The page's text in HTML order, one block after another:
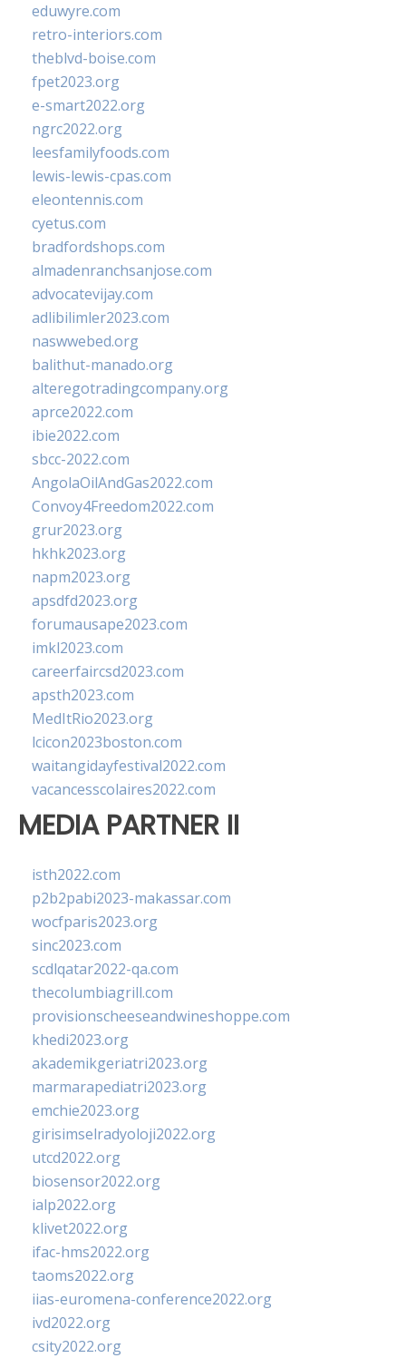
eduwyre.com
retro-interiors.com
theblvd-boise.com
fpet2023.org
e-smart2022.org
ngrc2022.org
leesfamilyfoods.com
lewis-lewis-cpas.com
eleontennis.com
cyetus.com
bradfordshops.com
almadenranchsanjose.com
advocatevijay.com
adlibilimler2023.com
naswwebed.org
balithut-manado.org
alteregotradingcompany.org
aprce2022.com
ibie2022.com
sbcc-2022.com
AngolaOilAndGas2022.com
Convoy4Freedom2022.com
grur2023.org
hkhk2023.org
napm2023.org
apsdfd2023.org
forumausape2023.com
imkl2023.com
careerfaircsd2023.com
apsth2023.com
MedItRio2023.org
lcicon2023boston.com
waitangidayfestival2022.com
vacancesscolaires2022.com
MEDIA PARTNER II
isth2022.com
p2b2pabi2023-makassar.com
wocfparis2023.org
sinc2023.com
scdlqatar2022-qa.com
thecolumbiagrill.com
provisionscheeseandwineshoppe.com
khedi2023.org
akademikgeriatri2023.org
marmarapediatri2023.org
emchie2023.org
girisimselradyoloji2022.org
utcd2022.org
biosensor2022.org
ialp2022.org
klivet2022.org
ifac-hms2022.org
taoms2022.org
iias-euromena-conference2022.org
ivd2022.org
csity2022.org